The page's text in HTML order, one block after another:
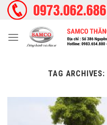
Skip
TAG ARCHIVES: